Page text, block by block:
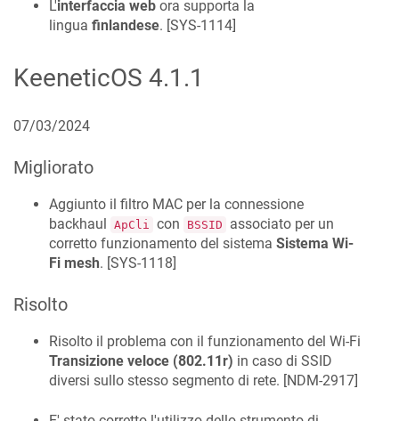
L'interfaccia web ora supporta la
lingua finlandese. [SYS-1114]
KeeneticOS 4.1.1
07/03/2024
Migliorato
Aggiunto il filtro MAC per la connessione
backhaul
ApCli con BSSID
associato per un
corretto funzionamento del sistema Sistema Wi-
Fi mesh. [SYS-1118]
Risolto
Risolto il problema con il funzionamento del Wi-Fi
Transizione veloce (802.11r) in caso di SSID
diversi sullo stesso segmento di rete. [NDM-2917]